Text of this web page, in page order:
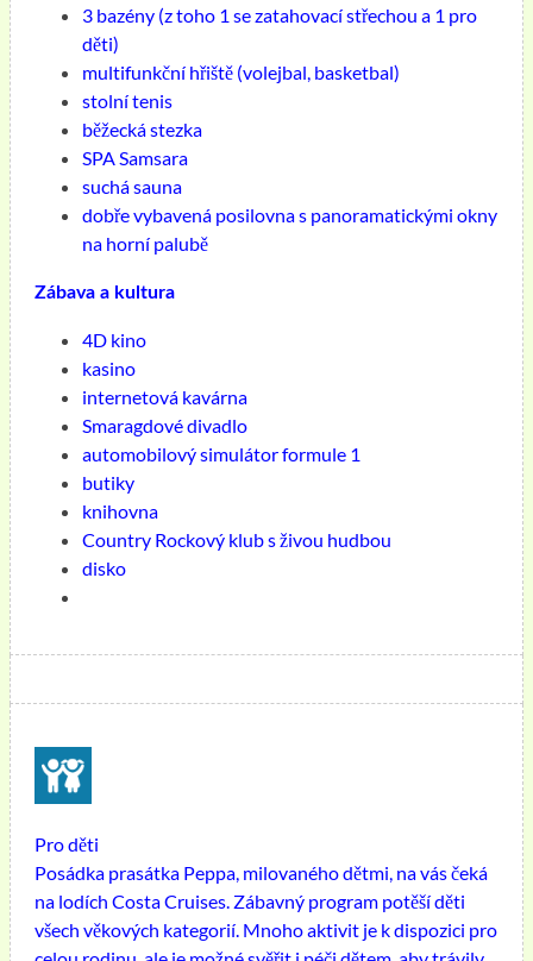
3 bazény (z toho 1 se zatahovací střechou a 1 pro
děti)
multifunkční hřiště (volejbal, basketbal)
stolní tenis
běžecká stezka
SPA Samsara
suchá sauna
dobře vybavená posilovna s panoramatickými okny
na horní palubě
Zábava a kultura
4D kino
kasino
internetová kavárna
Smaragdové divadlo
automobilový simulátor formule 1
butiky
knihovna
Country Rockový klub s živou hudbou
disko
Pro děti
Posádka prasátka Peppa, milovaného dětmi, na vás čeká
na lodích Costa Cruises. Zábavný program potěší děti
všech věkových kategorií. Mnoho aktivit je k dispozici pro